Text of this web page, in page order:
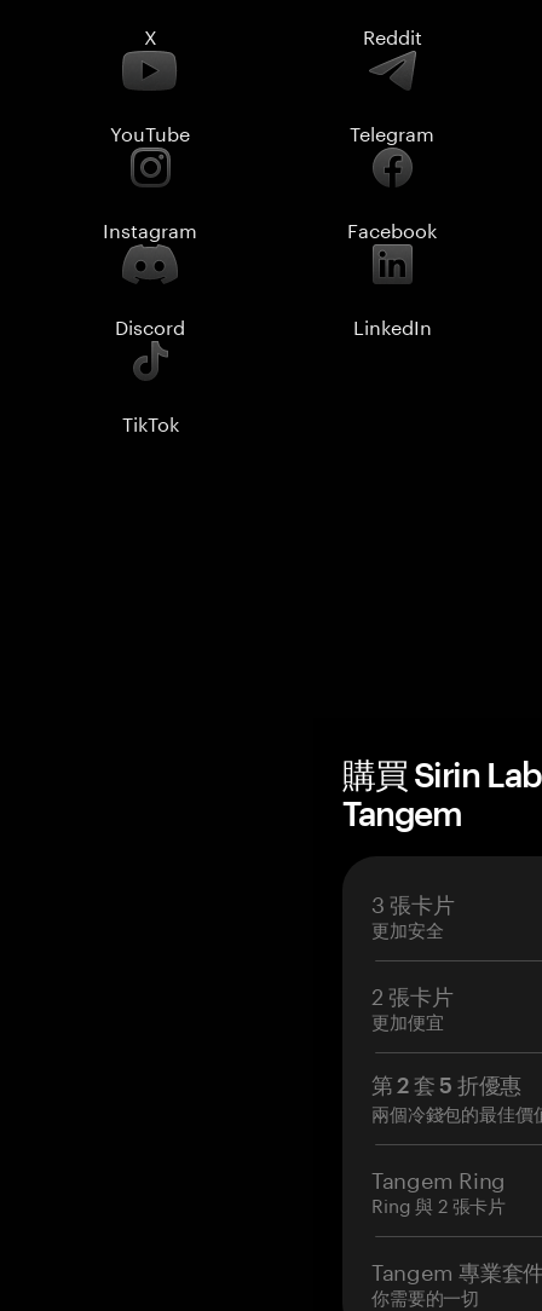
X Reddit
YouTube Telegram
Instagram Facebook
Discord LinkedIn
TikTok
購買 Sirin
Tangem
3 張卡片
更加安全
2 張卡片
更加便宜
第 2 套 5 折優惠
兩個冷錢包的最佳價
Tangem Ring
Ring 與 2 張卡片
Tangem 專業套
你需要的一切